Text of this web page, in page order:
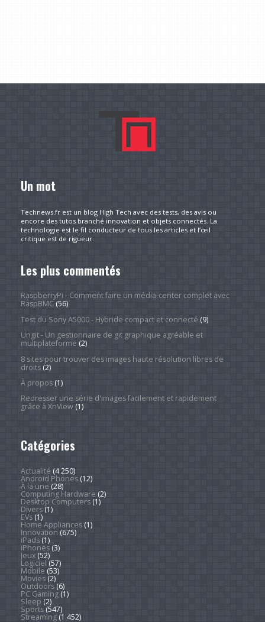
Un mot
Technews.fr est un blog High Tech avec des tests, des avis ou
encore des tutos branché innovation et objets connectés. La
technologie est le fil conducteur de tous les articles et l’œil
critique est de rigueur.
Les plus commentés
RaspberryPi - Comment faire un média-center complet avec
RaspBMC(56)
Test du Sony A5000 - Hybride compact et connecté (9)
Ungit - Un gestionnaire de git graphique agréable et
multiplateforme (2)
8 sites pour trouver des images haute résolution libres de
droits(2)
À propos(1)
Redresser une série d'images facilement et rapidement
grâce à XnView(1)
Catégories
Actualité (4 250)
Android Phones(12)
À la une (28)
Computing Hardware (2)
Desktop Computers(1)
Divers(1)
EVs(1)
Home Appliances(1)
Innovation (675)
iPads(1)
iPhones(3)
Jeux(52)
Logiciel (57)
Mobile (53)
Movies(2)
Outdoors(6)
PC Gaming(1)
Sleep (2)
Sports(547)
Streaming(1 452)